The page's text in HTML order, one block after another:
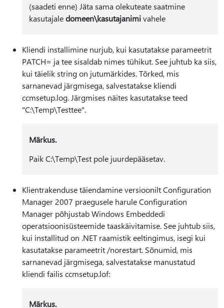
(saadeti enne) Jäta sama olekuteate saatmine
kasutajaledomeen\kasutajanimivahele
Kliendi installimine nurjub, kui kasutatakse parameetrit
PATCH= ja tee sisaldab nimes tühikut. See juhtub ka siis,
kui täielik string on jutumärkides. Tõrked, mis
sarnanevad järgmisega, salvestatakse kliendi
ccmsetup.log. Järgmises näites kasutatakse teed
"C:\Temp\Testtee".
Märkus.
Paik C:\Temp\Test pole juurdepääsetav.
Klientrakenduse täiendamine versioonilt Configuration
Manager 2007 praegusele harule Configuration
Manager põhjustab Windows Embeddedi
operatsioonisüsteemide taaskäivitamise. See juhtub siis,
kui installitud on .NET raamistik eeltingimus, isegi kui
kasutatakse parameetrit /norestart. Sõnumid, mis
sarnanevad järgmisega, salvestatakse manustatud
kliendi failis ccmsetup.lof:
Märkus.